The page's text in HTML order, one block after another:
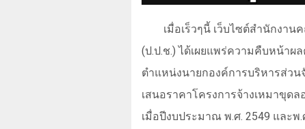
เมื่อเร็วๆนี้ เว็บไซต์สำนักงา
(ป.ป.ช.) ได้เผยแพร่ความคืบหน้า
ตำแหน่งนายกองค์การบริหารส่วน
เสนอราคาโครงการจ้างเหมาขุด
เมื่อปีงบประมาณ พ.ศ. 2549 และพ.